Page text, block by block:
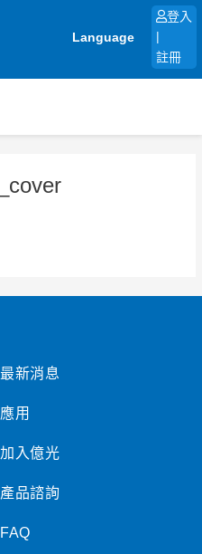
Language
登入
註冊
最新消息
應用
加入億光
產品諮詢
FAQ